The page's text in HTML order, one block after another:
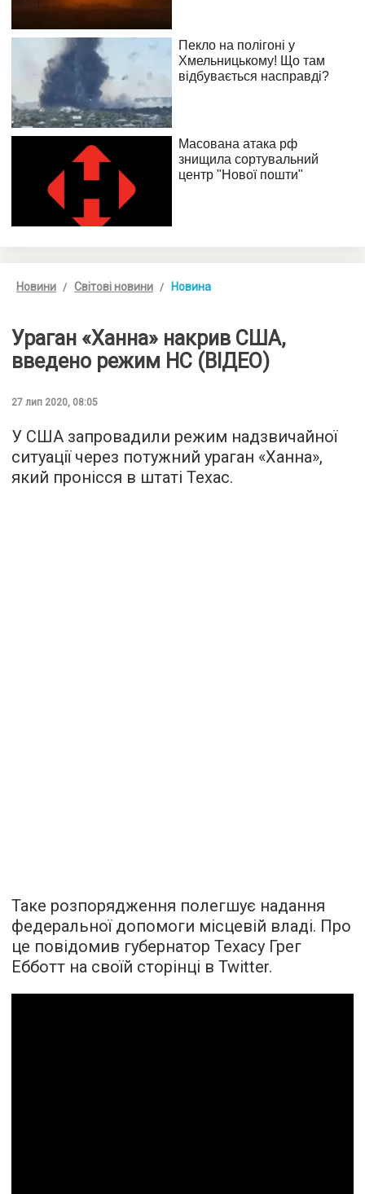
Новини Світові новини Новина
Ураган «Ханна» накрив США,
введено режим НС (ВІДЕО)
27 лип 2020, 08:05
У США запровадили режим надзвичайної
ситуації через потужний ураган «Ханна»,
який пронісся в штаті Техас.
Таке розпорядження полегшує надання
федеральної допомоги місцевій владі. Про
це повідомив губернатор Техасу Грег
Ебботт на своїй сторінці в Twitter.